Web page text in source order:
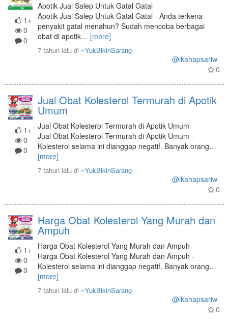
1+
0
0
Apotik Jual Salep Untuk Gatal Gatal
Apotik Jual Salep Untuk Gatal Gatal - Anda terkena
penyakit gatal menahun? Sudah mencoba berbagai
obat di apotik… [more]
7 tahun laludi ~YukBikinSarang
@ikahapsariw
0
1+
0
0
Jual Obat Kolesterol Termurah di Apotik
Umum
Jual Obat Kolesterol Termurah di Apotik Umum
Jual Obat Kolesterol Termurah di Apotik Umum -
Kolesterol selama ini dianggap negatif. Banyak orang…
[more]
7 tahun lalu di ~YukBikinSarang
@ikahapsariw
0
1+
0
0
Harga Obat Kolesterol Yang Murah dan
Ampuh
Harga Obat Kolesterol Yang Murah dan Ampuh
Harga Obat Kolesterol Yang Murah dan Ampuh -
Kolesterol selama ini dianggap negatif. Banyak orang…
[more]
7 tahun lalu di ~YukBikinSarang
@ikahapsariw
0